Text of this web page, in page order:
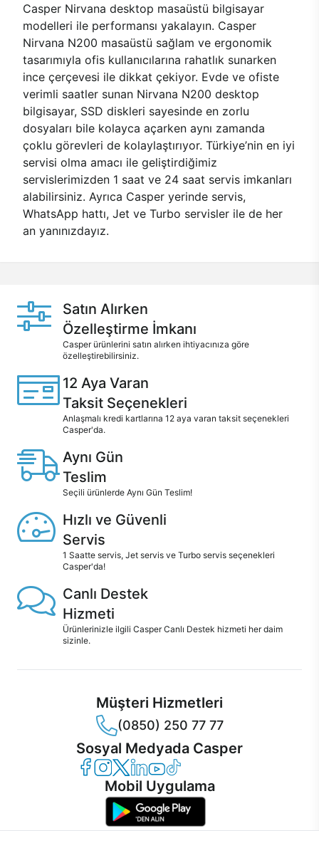
Casper Nirvana desktop masaüstü bilgisayar
modelleri ile performansı yakalayın. Casper
Nirvana N200 masaüstü sağlam ve ergonomik
tasarımıyla ofis kullanıcılarına rahatlık sunarken
ince çerçevesi ile dikkat çekiyor. Evde ve ofiste
verimli saatler sunan Nirvana N200 desktop
bilgisayar, SSD diskleri sayesinde en zorlu
dosyaları bile kolayca açarken aynı zamanda
çoklu görevleri de kolaylaştırıyor. Türkiye’nin en iyi
servisi olma amacı ile geliştirdiğimiz
servislerimizden 1 saat ve 24 saat servis imkanları
alabilirsiniz. Ayrıca Casper yerinde servis,
WhatsApp hattı, Jet ve Turbo servisler ile de her
an yanınızdayız.
Satın Alırken
Özelleştirme İmkanı
Casper ürünlerini satın alırken ihtiyacınıza göre
özelleştirebilirsiniz.
12 Aya Varan
Taksit Seçenekleri
Anlaşmalı kredi kartlarına 12 aya varan taksit seçenekleri
Casper'da.
Aynı Gün
Teslim
Seçili ürünlerde Aynı Gün Teslim!
Hızlı ve Güvenli
Servis
1 Saatte servis, Jet servis ve Turbo servis seçenekleri
Casper'da!
Canlı Destek
Hizmeti
Ürünlerinizle ilgili Casper Canlı Destek hizmeti her daim
sizinle.
Müşteri Hizmetleri
(0850) 250 77 77
Sosyal Medyada Casper
Casper Facebook
Casper Instagram
Casper Twitter
Casper LinkedIn
Casper YouTube
Casper TikTok
Mobil Uygulama